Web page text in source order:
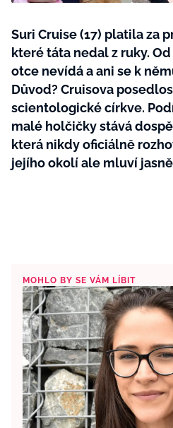
Suri Cruise (17) platila za
které táta nedal z ruky.
otce nevídá a ani se k
Důvod? Cruisova
scientologické církve.
malé holčičky stává
která nikdy oficiálně
jejího okolí ale mluví
MOHLO BY SE VÁM LÍBIT